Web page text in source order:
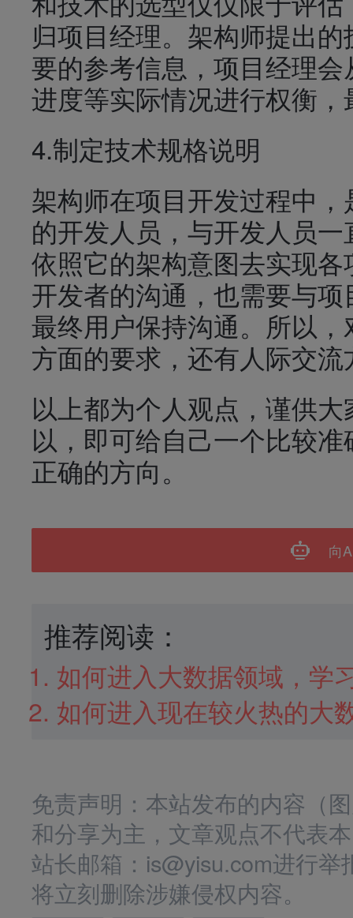
归项目经理。架构师提出
要的参考信息，项目经理
进度等实际情况进行权衡
4.制定技术规格说明
架构师在项目开发过程中
的开发人员，与开发人员
依照它的架构意图去实现各
开发者的沟通，也需要与
最终用户保持沟通。所以
方面的要求，还有人际交
以上都为个人观点，谨供
以，即可给自己一个比较
正确的方向。
向
推荐阅读：
如何进入大数据领域，学
如何进入现在较火热的大
免责声明：本站发布的内容（
和分享为主，文章观点不代表
站长邮箱：is@yisu.com进行
将立刻删除涉嫌侵权内容。